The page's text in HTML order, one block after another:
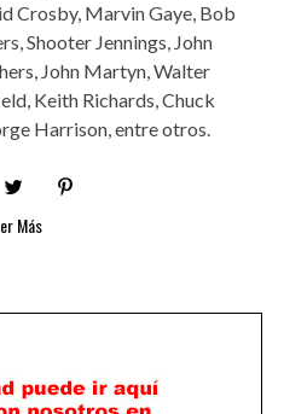
Crosby, Marvin Gaye, Bob
Shooter Jennings, John
John Martyn, Walter
Keith Richards, Chuck
Harrison, entre otros.
Más